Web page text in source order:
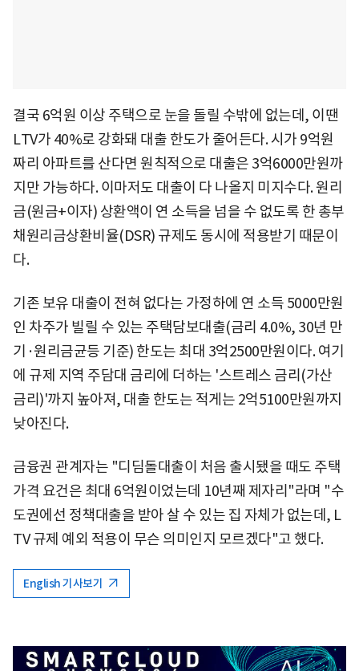
결국 6억원 이상 주택으로 눈을 돌릴 수밖에 없는데, 이땐
LTV가 40%로 강화돼 대출 한도가 줄어든다. 시가 9억원
짜리 아파트를 산다면 원칙적으로 대출은 3억6000만원까
지만 가능하다. 이마저도 대출이 다 나올지 미지수다. 원리
금(원금+이자) 상환액이 연 소득을 넘을 수 없도록 한 총부
채원리금상환비율(DSR) 규제도 동시에 적용받기 때문이
다.
기존 보유 대출이 전혀 없다는 가정하에 연 소득 5000만원
인 차주가 빌릴 수 있는 주택담보대출(금리 4.0%, 30년 만
기·원리금균등 기준) 한도는 최대 3억2500만원이다. 여기
에 규제 지역 주담대 금리에 더하는 '스트레스 금리(가산
금리)'까지 높아져, 대출 한도는 적게는 2억5100만원까지
낮아진다.
금융권 관계자는 "디딤돌대출이 처음 출시됐을 때도 주택
가격 요건은 최대 6억원이었는데 10년째 제자리"라며 "수
도권에선 정책대출을 받아 살 수 있는 집 자체가 없는데, L
TV 규제 예외 적용이 무슨 의미인지 모르겠다"고 했다.
English 기사보기